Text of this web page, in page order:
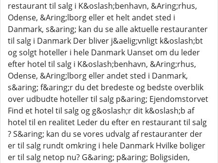
restaurant til salg i K&oslash;benhavn, &Aring;rhus,
Odense, &Aring;lborg eller et helt andet sted i
Danmark, s&aring; kan du se alle aktuelle restauranter
til salg i Danmark Der bliver j&aelig;vnligt k&oslash;bt
og solgt hoteller i hele Danmark Uanset om du leder
efter hotel til salg i K&oslash;benhavn, &Aring;rhus,
Odense, &Aring;lborg eller andet sted i Danmark,
s&aring; f&aring;r du det bredeste og bedste overblik
over udbudte hoteller til salg p&aring; Ejendomstorvet
Find et hotel til salg og g&oslash;r dit k&oslash;b af
hotel til en realitet Leder du efter en restaurant til salg
? S&aring; kan du se vores udvalg af restauranter der
er til salg rundt omkring i hele Danmark Hvilke boliger
er til salg netop nu? G&aring; p&aring; Boligsiden,